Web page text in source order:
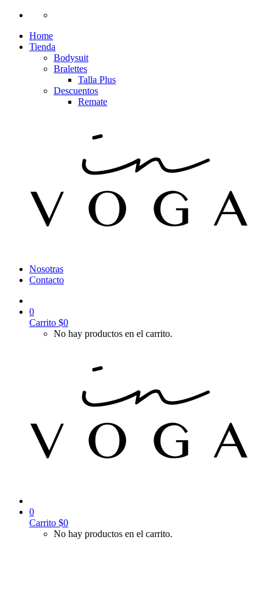
Home
Tienda
Bodysuit
Bralettes
Talla Plus
Descuentos
Remate
Nosotras
Contacto
0
Carrito $0
No hay productos en el carrito.
0
Carrito $0
No hay productos en el carrito.